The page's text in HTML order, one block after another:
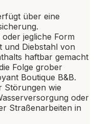
über eine
jegliche Form
und Diebstahl von
haftbar gemacht
Folge grober
Boutique B&B.
Störungen wie
oder
Straßenarbeiten in